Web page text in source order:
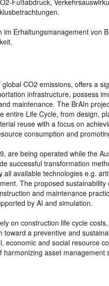
Erhaltungsmanagement von
CO2 emissions, offers a
infrastructure, possess
maintenance. The BrAIn
Life Cycle, from design,
reuse with a focus on
consumption and
are being operated while the
successful transformation
available technologies e.g.
The proposed
and maintenance
by AI and simulation.
on construction life cycle
a preventive and
economic and social resource
asset